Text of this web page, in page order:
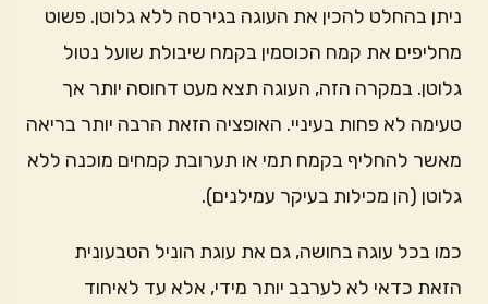
ניתן בהחלט להכין את העוגה בגירסה ללא גלוטן. פשוט
מחליפים את קמח הכוסמין בקמח שיבולת שועל נטול
גלוטן. במקרה הזה, העוגה תצא מעט דחוסה יותר אך
טעימה לא פחות בעיניי. האופציה הזאת הרבה יותר בריאה
מאשר להחליף בקמח תמי או תערובת קמחים מוכנה ללא
גלוטן (הן מכילות בעיקר עמילנים).
כמו בכל עוגה בחושה, גם את עוגת הוניל הטבעונית
הזאת כדאי לא לערבב יותר מידי, אלא עד לאיחוד